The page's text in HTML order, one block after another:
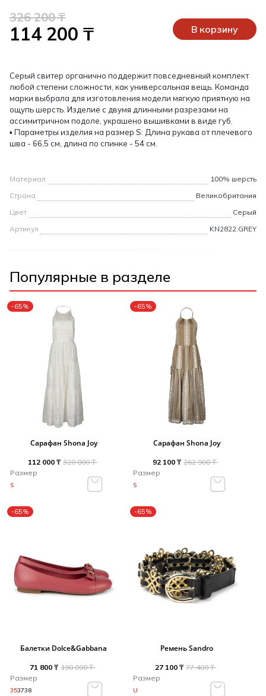
326 200 ₸
114 200 ₸ В корзину
Серый свитер органично поддержит повседневный комплект
любой степени сложности, как универсальная вещь. Команда
марки выбрала для изготовления модели мягкую приятную на
ощупь шерсть. Изделие с двумя длинными разрезами на
ассимитричном подоле, украшено вышивками в виде губ.
▪ Параметры изделия на размер S: Длина рукава от плечевого
шва - 66,5 см, длина по спинке - 54 см.
Материал
100% шерсть
Страна
Великобритания
Цвет
Серый
Артикул
KN2822.GREY
Популярные в разделе
-65%
Сарафан Shona Joy
112 000 ₸ 320 000 ₸
Размер
S
-65%
Сарафан Shona Joy
92 100 ₸ 262 900 ₸
Размер
S
-65%
Балетки Dolce&Gabbana
71 800 ₸ 190 000 ₸
Размер
353738
-65%
Ремень Sandro
27 100 ₸ 77 400 ₸
Размер
U